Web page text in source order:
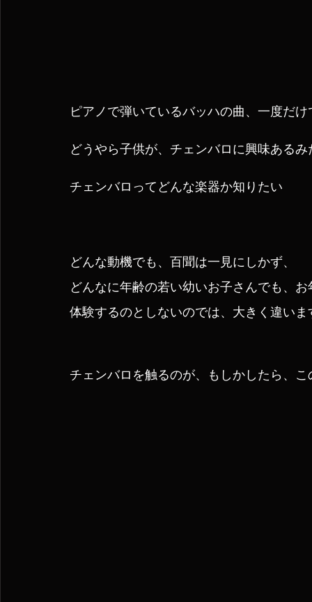
ピアノで弾いているバッハの曲、一度だ
どうやら子供が、チェンバロに興味ある
チェンバロってどんな楽器か知りたい
どんな動機でも、百聞は一見にしかず、
どんなに年齢の若い幼いお子さんでも、
体験するのとしないのでは、大きく違いま
チェンバロを触るのが、もしかしたら、